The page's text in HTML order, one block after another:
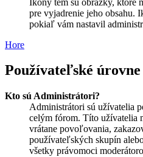
pre vyjadrenie jeho obsahu.
pokiaľ vám nastavil
Hore
Používateľské
Kto sú Administrátori?
Administrátori sú užívatelia
celým fórom. Títo užívatelia
vrátane povoľovania,
používateľských skupín
všetky právomoci